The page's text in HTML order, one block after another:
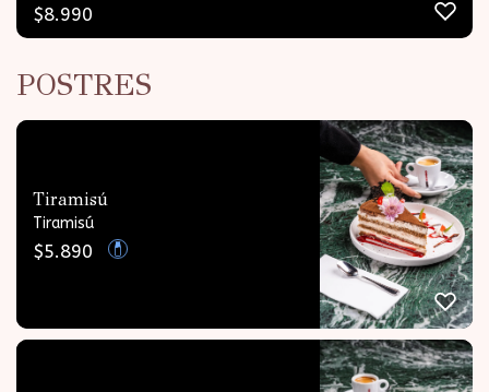
$8.990
POSTRES
Tiramisú
Tiramisú
$5.890